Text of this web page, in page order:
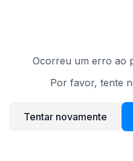
Ocorreu um erro ao
Por favor, tente
Tentar novamente